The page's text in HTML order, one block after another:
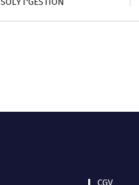
CGV